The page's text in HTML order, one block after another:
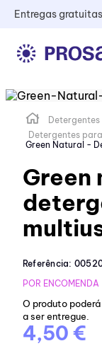
Entregas
Detergentes
Detergentes
Green Natural -
Green
Referência:
POR ENCOMENDA
O produto
a ser entregue.
4,50 €